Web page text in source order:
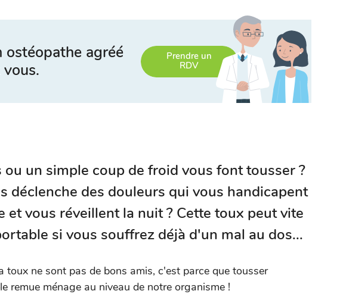
ostéopathe agréé
Prendre un
RDV
ou un simple coup de froid vous font tousser ?
déclenche des douleurs qui vous handicapent
et vous réveillent la nuit ? Cette toux peut vite
si vous souffrez déjà d'un mal au dos...
toux ne sont pas de bons amis, c'est parce que tousser
remue ménage au niveau de notre organisme !